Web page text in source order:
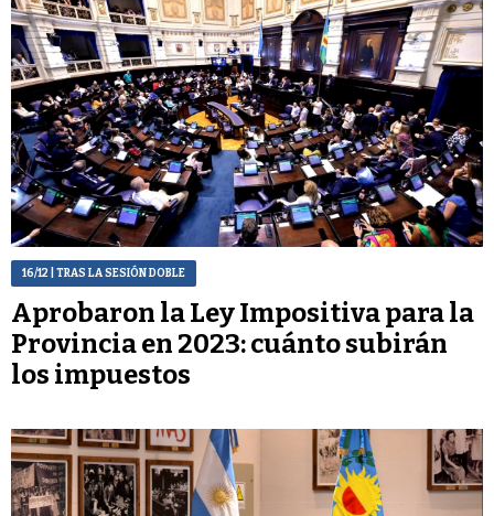
16/12 | TRAS LA SESIÓN DOBLE
Aprobaron la Ley Impositiva para la
Provincia en 2023: cuánto subirán
los impuestos